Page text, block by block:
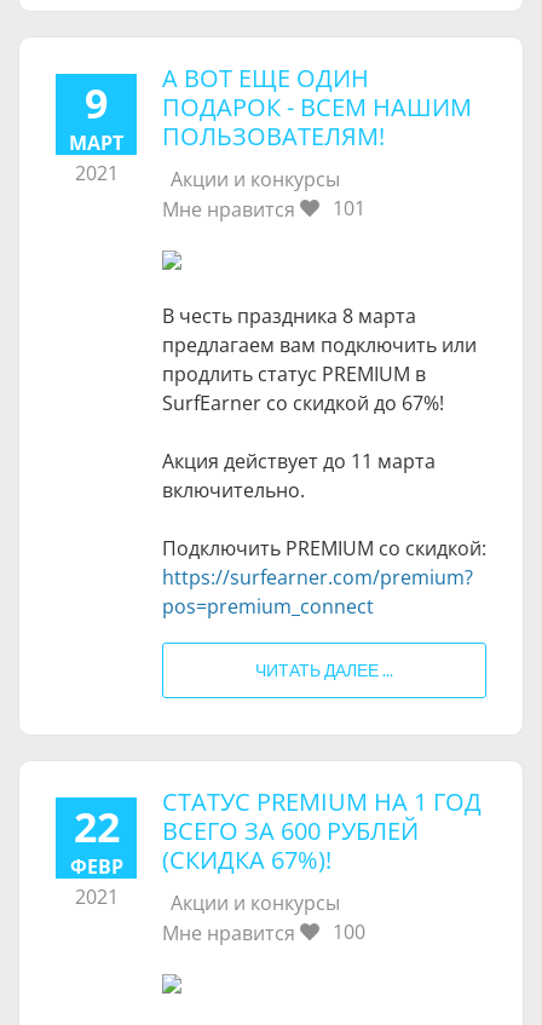
9
МАРТ
2021
А ВОТ ЕЩЕ ОДИН
ПОДАРОК - ВСЕМ НАШИМ
ПОЛЬЗОВАТЕЛЯМ!
Акции и конкурсы
Мне нравится
101
В честь праздника 8 марта
предлагаем вам подключить или
продлить статус PREMIUM в
SurfEarner со скидкой до 67%!
Акция действует до 11 марта
включительно.
Подключить PREMIUM со скидкой:
https://surfearner.com/premium?
pos=premium_connect
ЧИТАТЬ ДАЛЕЕ ...
22
ФЕВР
2021
СТАТУС PREMIUM НА 1 ГОД
ВСЕГО ЗА 600 РУБЛЕЙ
(СКИДКА 67%)!
Акции и конкурсы
Мне нравится
100